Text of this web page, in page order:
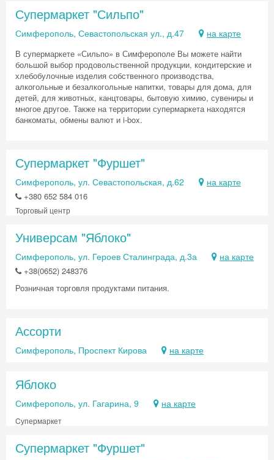
Супермаркет "Сильпо"
Симферополь, Севастопольская ул., д.47 на карте
В супермаркете «Сильпо» в Симферополе Вы можете найти
большой выбор продовольственной продукции, кондитерские и
хлебобулочные изделия собственного производства,
алкогольные и безалкогольные напитки, товары для дома, для
детей, для животных, канцтовары, бытовую химию, сувениры и
многое другое. Также на территории супермаркета находятся
банкоматы, обмены валют и i-box.
Супермаркет "Фуршет"
Симферополь, ул. Севастопольская, д.62 на карте
+380 652 584 016
Торговый центр
Универсам "Яблоко"
Симферополь, ул. Героев Сталинграда, д.3а на карте
+38(0652) 248376
Розничная торговля продуктами питания.
Ассорти
Симферополь, Проспект Кирова на карте
Яблоко
Симферополь, ул. Гагарина, 9 на карте
Cупермаркет
Супермаркет "Фуршет"